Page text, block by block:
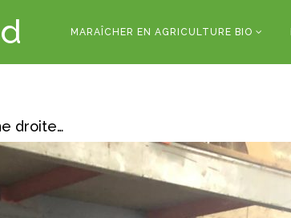
MARAÎCHER EN AGRICULTURE BIO
droite…